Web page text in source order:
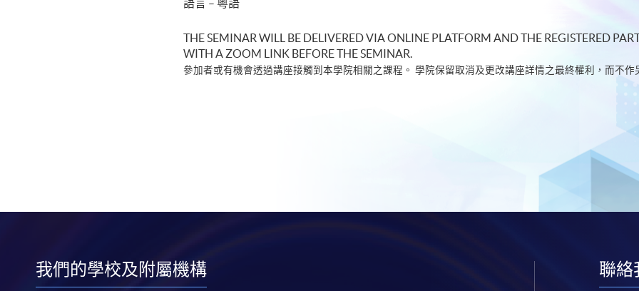
語言 – 粵語
THE SEMINAR WILL BE DELIVERED VIA ONLINE PLATFORM AND THE REGISTERED
WITH A ZOOM LINK BEFORE THE SEMINAR.
參加者或有機會透過講座接觸到本學院相關之課程。 學院保留取消及更改講座詳情之最終權利，而不作
我們的學校及附屬機構 聯絡